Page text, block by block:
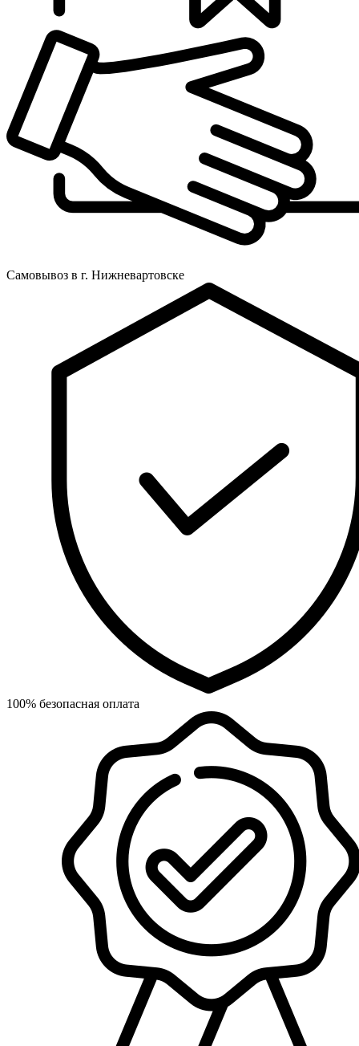
Самовывоз в г. Нижневартовске
100% безопасная оплата